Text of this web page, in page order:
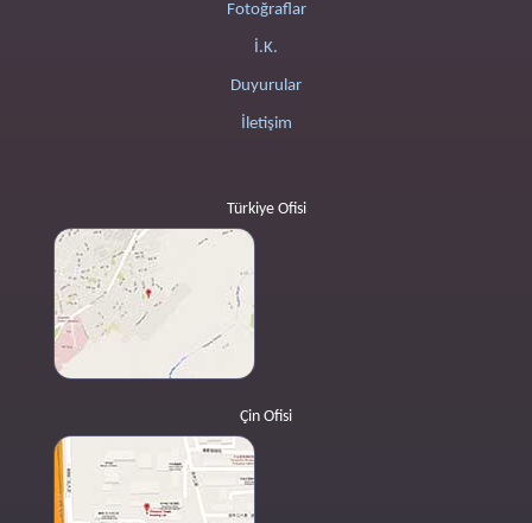
Fotoğraflar
İ.K.
Duyurular
İletişim
Türkiye Ofisi
Çin Ofisi